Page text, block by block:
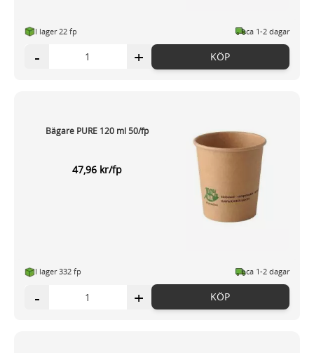
I lager 22 fp ca 1-2 dagar
- + KÖP
Bägare PURE 120 ml 50/fp
47,96 kr/fp
I lager 332 fp ca 1-2 dagar
- + KÖP